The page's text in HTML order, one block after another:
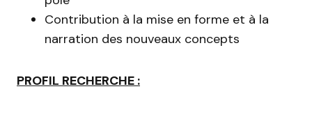
Contribution à la mise en forme et à la
narration des nouveaux concepts
PROFIL RECHERCHE :